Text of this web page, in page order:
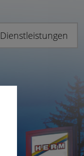
Dienstleistungen